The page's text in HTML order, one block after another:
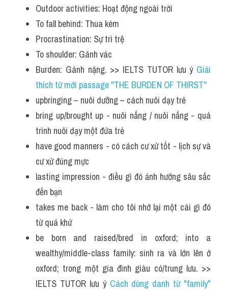
Outdoor activities: Hoạt động ngoài trời
To fall behind: Thua kém
Procrastination: Sự trì trệ
To shoulder: Gánh vác
Burden: Gánh nặng. >> IELTS TUTOR lưu ý Giải
thích từ mới passage ''THE BURDEN OF THIRST''
upbringing – nuôi dưỡng – cách nuôi dạy trẻ
bring up/brought up - nuôi nấng / nuôi nấng - quá
trình nuôi dạy một đứa trẻ
have good manners - có cách cư xử tốt - lịch sự và
cư xử đúng mực
lasting impression - điều gì đó ảnh hưởng sâu sắc
đến bạn
takes me back - làm cho tôi nhớ lại một cái gì đó
từ quá khứ
be born and raised/bred in oxford; into a
wealthy/middle-class family: sinh ra và lớn lên ở
oxford; trong một gia đình giàu có/trung lưu. >>
IELTS TUTOR lưu ý Cách dùng danh từ "family"